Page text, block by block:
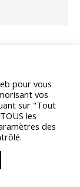
sur
WhatsApp
pour vous
vos
sur "Tout
les
des